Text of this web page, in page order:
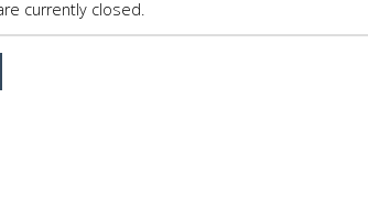
currently closed.